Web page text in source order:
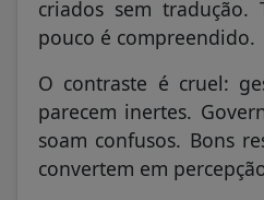
criados sem tradução.
pouco é compreendido.
O contraste é cruel:
parecem inertes.
soam confusos. Bons
convertem em